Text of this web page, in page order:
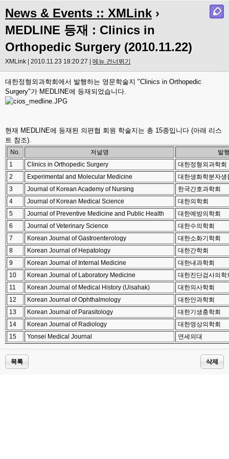
News & Events :: XMLink ›
MEDLINE 등재 : Clinics in
Orthopedic Surgery (2010.11.22)
XMLink | 2010.11.23 18:20:27 | 메뉴 건너뛰기
대한정형외과학회에서 발행하는 영문학술지 "Clinics in Orthopedic
Surgery"가 MEDLINE에 등재되었습니다.
현재 MEDLINE에 등재된 의편협 회원 학술지는 총 15종입니다 (아래 리스
트 참조).
No. 저널명
발
1
Clinics in Orthopedic Surgery
대한정형외과학회
2
Experimental and Molecular Medicine
대한생화학분자생
3
Journal of Korean Academy of Nursing
한국간호과학회
4
Journal of Korean Medical Science
대한의학회
5
Journal of Preventive Medicine and Public Health
대한예방의학회
6
Journal of Veterinary Science
대한수의학회
7
Korean Journal of Gastroenterology
대한소화기학회
8
Korean Journal of Hepatology
대한간학회
9
Korean Journal of Internal Medicine
대한내과학회
10
Korean Journal of Laboratory Medicine
대한진단검사의학
11
Korean Journal of Medical History (Uisahak)
대한의사학회
12
Korean Journal of Ophthalmology
대한안과학회
13
Korean Journal of Parasitology
대한기생충학회
14
Korean Journal of Radiology
대한영상의학회
15
Yonsei Medical Journal 연세의대
목록 삭제